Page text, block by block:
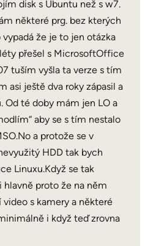
disk s Ubuntu než s w7.
některé prg. bez kterých
že je to jen otázka
přešel s MicrosoftOffice
tuším vyšla ta verze s tím
asi ještě dva roky zápasil a
Od té doby mám jen LO a
aby se s tím nestalo
a protože se v
HDD tak bych
Linuxu.Když se tak
proto že na něm
s kamery a některé
i když teď zrovna